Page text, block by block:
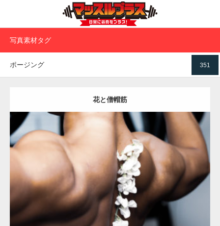
写真素材タグ
351
ポージング
花と僧帽筋
2023.02.11
筋肉の部位にフォーカス オレンジの人 TOSHI(大胸筋)
背
中 天神 (福岡)
ダウンロード